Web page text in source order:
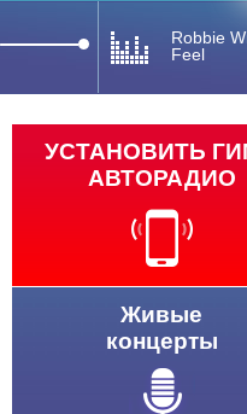
Robbie
Feel
УСТАНОВИТЬ
АВТОРАДИО
Живые
концерты